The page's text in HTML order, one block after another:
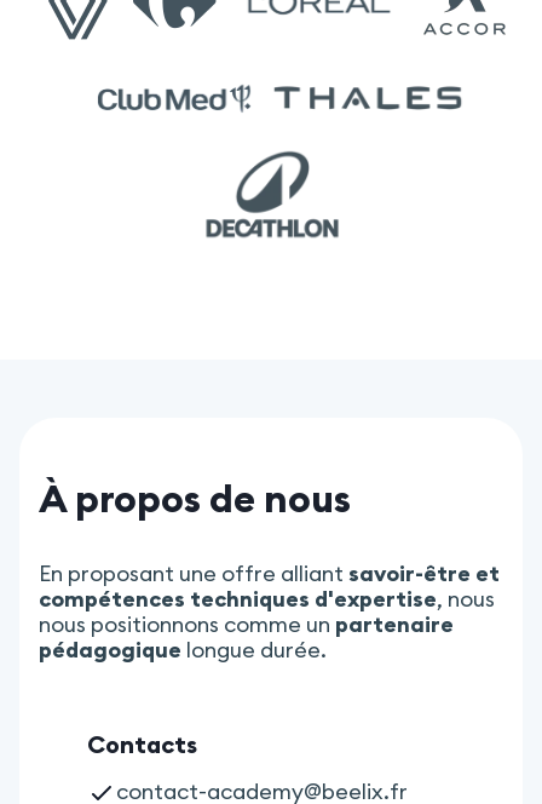
Contacts
contact-academy@beelix.fr
À propos de nous
En proposant une offre alliant savoir-être et
compétences techniques d'expertise, nous
nous positionnons comme un partenaire
pédagogique longue durée.